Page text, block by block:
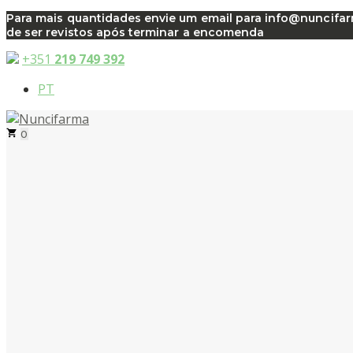
Saltar
para
o
conteúdo
Para mais quantidades envie um email para
de ser revistos após terminar a encomenda
+351 219 749 392
PT
0